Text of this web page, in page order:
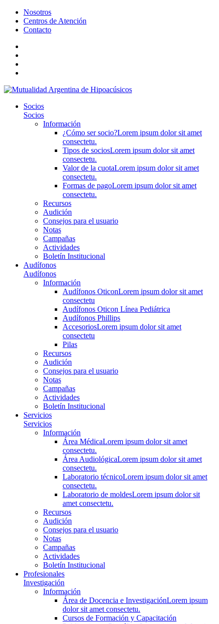
Nosotros
Centros de Atención
Contacto
Socios
Socios
Información
¿Cómo ser socio?Lorem ipsum dolor sit amet
consectetu.
Tipos de sociosLorem ipsum dolor sit amet
consectetu.
Valor de la cuotaLorem ipsum dolor sit amet
consectetu.
Formas de pagoLorem ipsum dolor sit amet
consectetu.
Recursos
Audición
Consejos para el usuario
Notas
Campañas
Actividades
Boletín Institucional
Audífonos
Audífonos
Información
Audífonos OticonLorem ipsum dolor sit amet
consectetu
Audífonos Oticon Línea Pediátrica
Audífonos Phillips
AccesoriosLorem ipsum dolor sit amet
consectetu
Pilas
Recursos
Audición
Consejos para el usuario
Notas
Campañas
Actividades
Boletín Institucional
Servicios
Servicios
Información
Área MédicaLorem ipsum dolor sit amet
consectetu.
Área AudiológicaLorem ipsum dolor sit amet
consectetu.
Laboratorio técnicoLorem ipsum dolor sit amet
consectetu.
Laboratorio de moldesLorem ipsum dolor sit
amet consectetu.
Recursos
Audición
Consejos para el usuario
Notas
Campañas
Actividades
Boletín Institucional
Profesionales
Investigación
Información
Área de Docencia e InvestigaciónLorem ipsum
dolor sit amet consectetu.
Cursos de Formación y Capacitación